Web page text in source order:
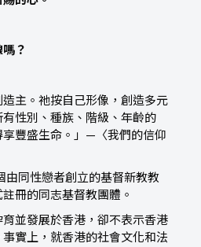
？
造主。祂按自己形像，創造多元
性別、種族、階級、年齡的
豐盛生命。」—〈我們的信仰
由同性戀者創立的基督新教教
冊的同志基督教團體。
並發展於香港，卻不表示香港
實上，就香港的社會文化和法